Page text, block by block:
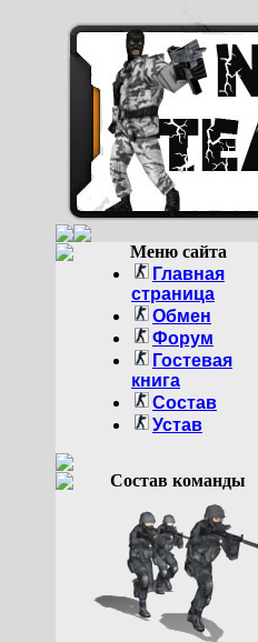
Меню сайта
Главная
страница
Обмен
Форум
Гостевая
книга
Состав
Устав
Состав команды